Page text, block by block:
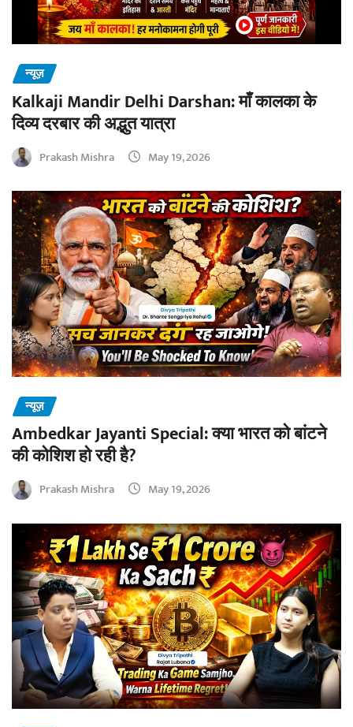
न्यूज़
Kalkaji Mandir Delhi Darshan: माँ कालका के
दिव्य दरबार की अद्भुत यात्रा
Prakash Mishra May 19, 2026
न्यूज़
Ambedkar Jayanti Special: क्या भारत को बांटने
की कोशिश हो रही है?
Prakash Mishra May 19, 2026